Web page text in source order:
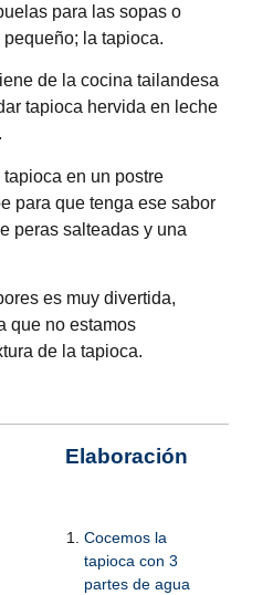
para las sopas o
la tapioca.
de la cocina tailandesa
tapioca hervida en leche
en un postre
para que tenga ese sabor
peras salteadas y una
es muy divertida,
que no estamos
de la tapioca.
Elaboración
Cocemos la
tapioca con 3
partes de agua